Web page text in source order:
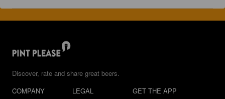
Discover, rate and share great beers.
COMPANY
LEGAL GET THE APP